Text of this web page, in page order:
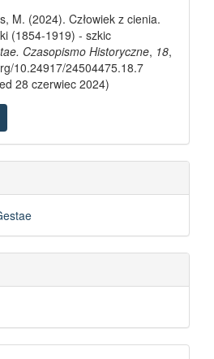
M. (2024). Człowiek z cienia.
(1854-1919) - szkic
Czasopismo Historyczne, 18,
10.24917/24504475.18.7
28 czerwiec 2024)